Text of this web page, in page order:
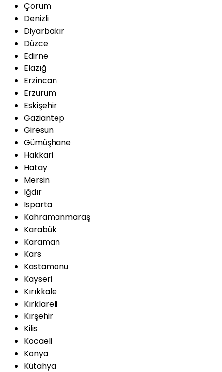
Çorum
Denizli
Diyarbakır
Düzce
Edirne
Elazığ
Erzincan
Erzurum
Eskişehir
Gaziantep
Giresun
Gümüşhane
Hakkari
Hatay
Mersin
Iğdır
Isparta
Kahramanmaraş
Karabük
Karaman
Kars
Kastamonu
Kayseri
Kırıkkale
Kırklareli
Kırşehir
Kilis
Kocaeli
Konya
Kütahya